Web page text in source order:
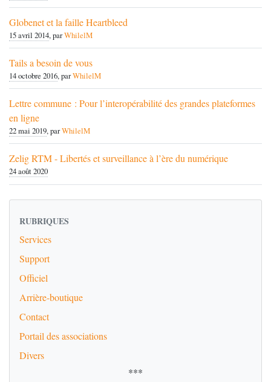
Globenet et la faille Heartbleed
15 avril 2014, parWhilelM
Tails a besoin de vous
14 octobre 2016, parWhilelM
Lettre commune : Pour l’interopérabilité des grandes plateformes
en ligne
22 mai 2019, parWhilelM
Zelig RTM - Libertés et surveillance à l’ère du numérique
24 août 2020
RUBRIQUES
Services
Support
Officiel
Arrière-boutique
Contact
Portail des associations
Divers
***